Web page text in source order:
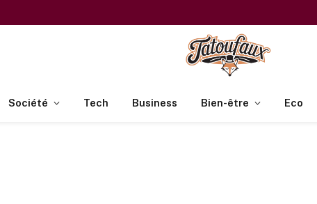
Société Tech Business Bien-être Eco